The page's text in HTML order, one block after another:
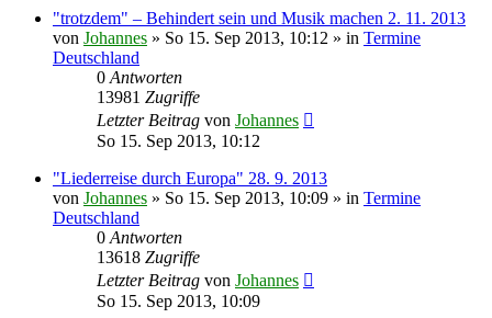
"trotzdem" – Behindert sein und Musik machen 2. 11. 2013
von Johannes » So 15. Sep 2013, 10:12 » in Termine
Deutschland
0 Antworten
13981 Zugriffe
Letzter Beitrag von Johannes
So 15. Sep 2013, 10:12
"Liederreise durch Europa" 28. 9. 2013
von Johannes » So 15. Sep 2013, 10:09 » in Termine
Deutschland
0 Antworten
13618 Zugriffe
Letzter Beitrag von Johannes
So 15. Sep 2013, 10:09